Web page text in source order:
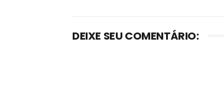
DEIXE SEU COMENTÁRIO: